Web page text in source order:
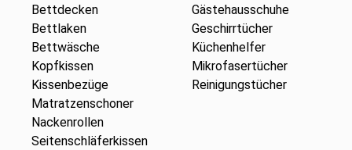
Bettdecken
Bettlaken
Bettwäsche
Kopfkissen
Kissenbezüge
Matratzenschoner
Nackenrollen
Seitenschläferkissen
Gästehausschuhe
Geschirrtücher
Küchenhelfer
Mikrofasertücher
Reinigungstücher